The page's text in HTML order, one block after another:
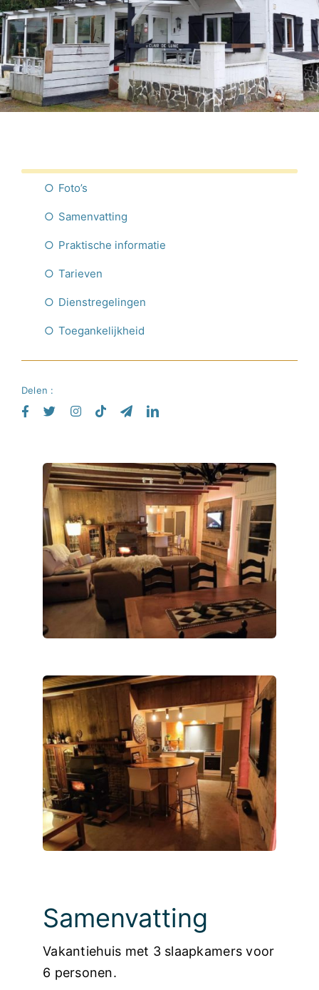
Nederlands
Foto’s
Samenvatting
Praktische informatie
Tarieven
Dienstregelingen
Toegankelijkheid
Delen :
Samenvatting
Vakantiehuis met 3 slaapkamers voor
6 personen.